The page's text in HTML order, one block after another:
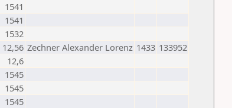
1541
1541
1532
12,56 Zechner Alexander Lorenz 1433 133952
12,6
1545
1545
1545